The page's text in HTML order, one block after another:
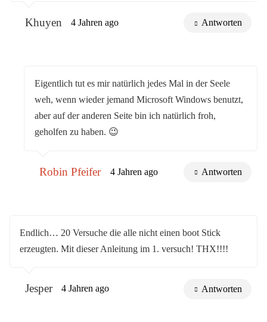
Khuyen 4 Jahren ago Antworten
Eigentlich tut es mir natürlich jedes Mal in der Seele
weh, wenn wieder jemand Microsoft Windows benutzt,
aber auf der anderen Seite bin ich natürlich froh,
geholfen zu haben. 😉
Robin Pfeifer 4 Jahren ago Antworten
Endlich… 20 Versuche die alle nicht einen boot Stick
erzeugten. Mit dieser Anleitung im 1. versuch! THX!!!!
Jesper 4 Jahren ago Antworten